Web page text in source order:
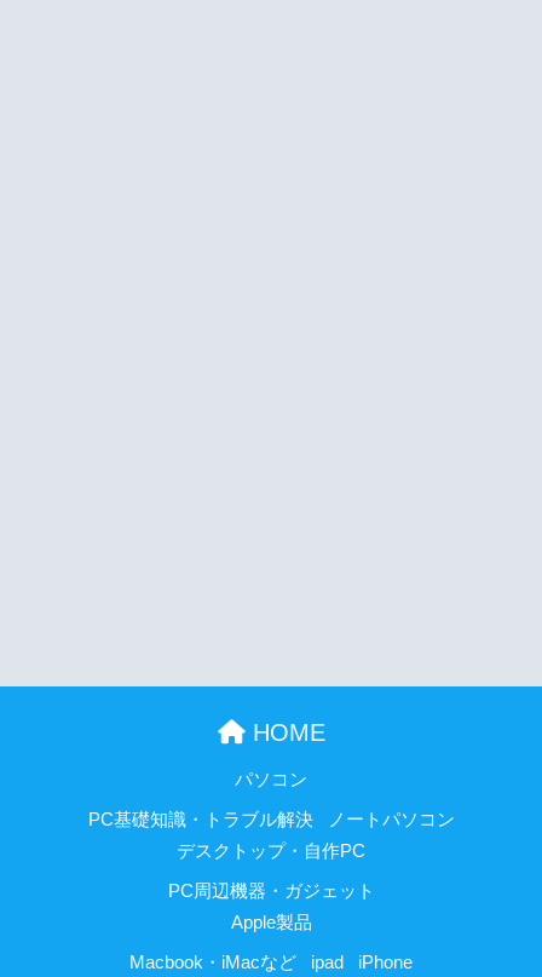
HOME
パソコン
PC基礎知識・トラブル解決
ノートパソコン
デスクトップ・自作PC
PC周辺機器・ガジェット
Apple製品
Macbook・iMacなど ipad iPhone